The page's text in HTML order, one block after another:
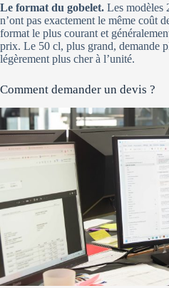
Le format du gobelet. Les modèles
n’ont pas exactement le même coût
format le plus courant et
prix. Le 50 cl, plus grand, demande
légèrement plus cher à l’unité.
Comment demander un devis ?